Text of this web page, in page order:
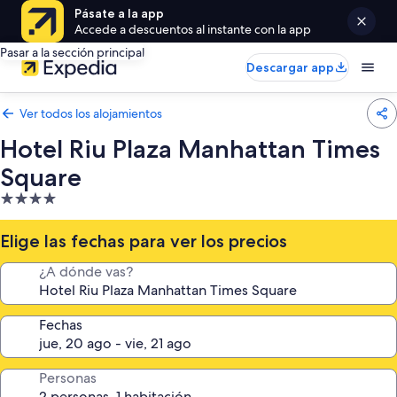
Pásate a la app
Accede a descuentos al instante con la app
Pasar a la sección principal
Descargar app
Ver todos los alojamientos
Hotel Riu Plaza Manhattan Times
Square
Alojamiento
de
4.0 estrellas
Elige las fechas para ver los precios
¿A dónde vas?
Fechas
Personas